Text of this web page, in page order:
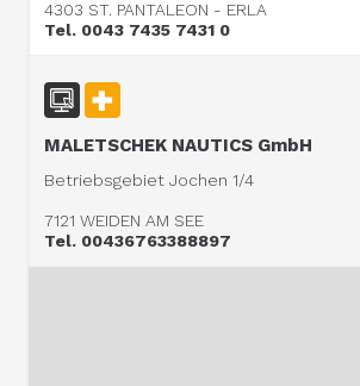
4303 ST. PANTALEON - ERLA
Tel. 0043 7435 7431 0
MALETSCHEK NAUTICS GmbH
Betriebsgebiet Jochen 1/4
7121 WEIDEN AM SEE
Tel. 00436763388897